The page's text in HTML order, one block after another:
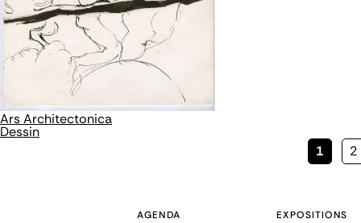
Ars Architectonica
Dessin
Page
1 2
AGENDA EXPOSITIONS